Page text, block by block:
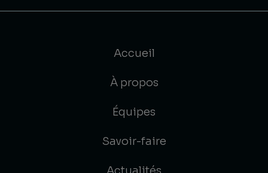
Accueil
À propos
Équipes
Savoir-faire